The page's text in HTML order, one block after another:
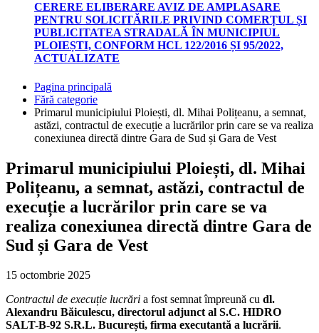
CERERE ELIBERARE AVIZ DE AMPLASARE
PENTRU SOLICITĂRILE PRIVIND COMERȚUL ȘI
PUBLICITATEA STRADALĂ ÎN MUNICIPIUL
PLOIEȘTI, CONFORM HCL 122/2016 ȘI 95/2022,
ACTUALIZATE
Pagina principală
Fără categorie
Primarul municipiului Ploiești, dl. Mihai Polițeanu, a semnat,
astăzi, contractul de execuție a lucrărilor prin care se va realiza
conexiunea directă dintre Gara de Sud și Gara de Vest
Primarul municipiului Ploiești, dl. Mihai
Polițeanu, a semnat, astăzi, contractul de
execuție a lucrărilor prin care se va
realiza conexiunea directă dintre Gara de
Sud și Gara de Vest
15 octombrie 2025
Contractul de execuție lucrări a fost semnat împreună cu dl.
Alexandru Băiculescu, directorul adjunct al S.C. HIDRO
SALT-B-92 S.R.L. București, firma executantă a lucrării.